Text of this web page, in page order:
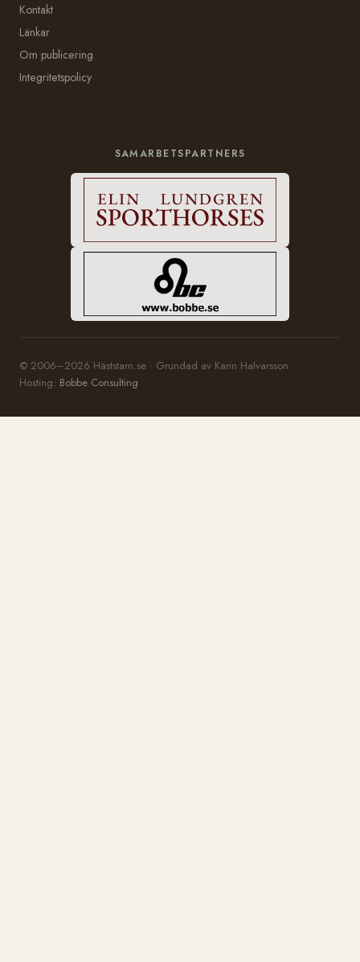
Kontakt
Länkar
Om publicering
Integritetspolicy
SAMARBETSPARTNERS
© 2006–2026 Häststam.se · Grundad av Karin Halvarsson
Hosting: Bobbe Consulting